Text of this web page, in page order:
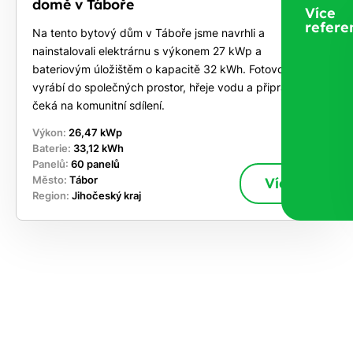
domě v Táboře
Na tento bytový dům v Táboře jsme navrhli a
nainstalovali elektrárnu s výkonem 27 kWp a
bateriovým úložištěm o kapacitě 32 kWh. Fotovoltaika
vyrábí do společných prostor, hřeje vodu a připravená
čeká na komunitní sdílení.
Výkon: 26,47 kWp
Baterie: 33,12 kWh
Panelů: 60 panelů
Město: Tábor
Region: Jihočeský kraj
Více
Více